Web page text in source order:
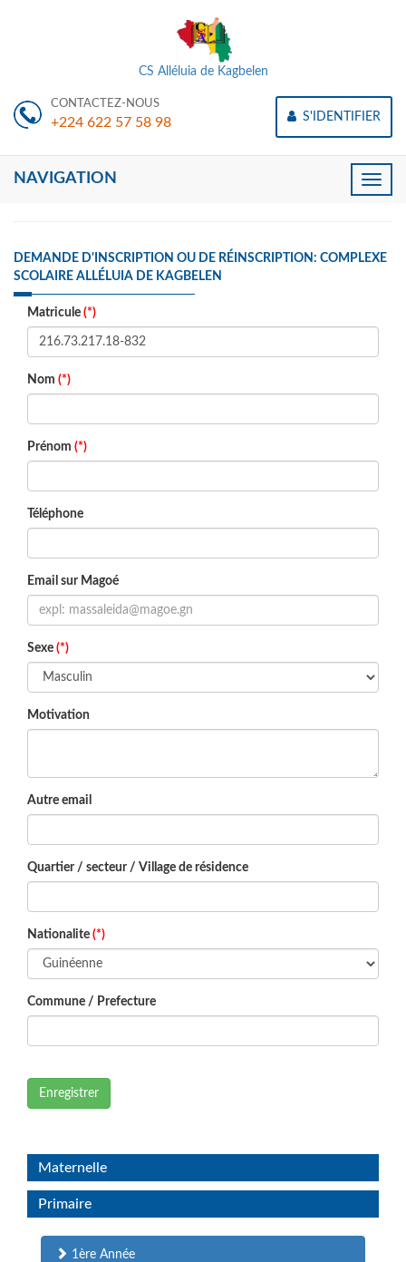
CS Alléluia de Kagbelen
CONTACTEZ-NOUS
+224 622 57 58 98 S'IDENTIFIER
Toggle
NAVIGATION
DEMANDE D'INSCRIPTION OU DE RÉINSCRIPTION: COMPLEXE
SCOLAIRE ALLÉLUIA DE KAGBELEN
Matricule (*)
Nom (*)
Prénom (*)
Téléphone
Email sur Magoé
Sexe (*)
Motivation
Autre email
Quartier / secteur / Village de résidence
Nationalite (*)
Commune / Prefecture
Enregistrer
Maternelle
Primaire
1ère Année